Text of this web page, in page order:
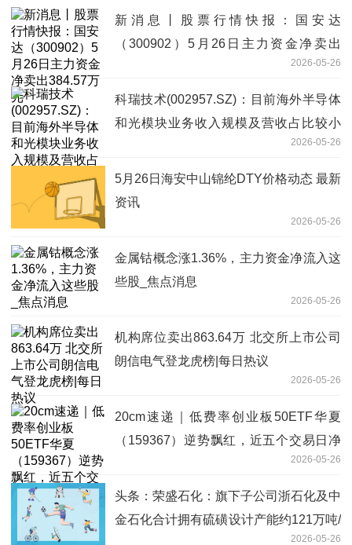
新消息丨股票行情快报：国安达
（300902）5月26日主力资金净卖出
2026-05-26
科瑞技术(002957.SZ)：目前海外半导体
和光模块业务收入规模及营收占比较小
2026-05-26
5月26日海安中山锦纶DTY价格动态 最新
资讯
2026-05-26
金属钴概念涨1.36%，主力资金净流入这
些股_焦点消息
2026-05-26
机构席位卖出863.64万 北交所上市公司
朗信电气登龙虎榜|每日热议
2026-05-26
20cm速递｜低费率创业板50ETF华夏
（159367）逆势飘红，近五个交易日净
2026-05-26
头条：荣盛石化：旗下子公司浙石化及中
金石化合计拥有硫磺设计产能约121万吨/
2026-05-26